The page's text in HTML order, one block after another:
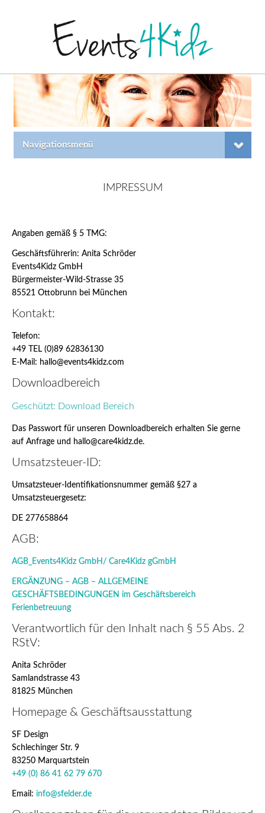
Navigationsmenü
IMPRESSUM
Angaben gemäß § 5 TMG:
Geschäftsführerin: Anita Schröder
Events4Kidz GmbH
Bürgermeister-Wild-Strasse 35
85521 Ottobrunn bei München
Kontakt:
Telefon:
+49 TEL (0)89 62836130
E-Mail: hallo@events4kidz.com
Downloadbereich
Geschützt: Download Bereich
Das Passwort für unseren Downloadbereich erhalten Sie gerne
auf Anfrage und hallo@care4kidz.de.
Umsatzsteuer-ID:
Umsatzsteuer-Identifikationsnummer gemäß §27 a
Umsatzsteuergesetz:
DE 277658864
AGB:
AGB_Events4Kidz GmbH/ Care4Kidz gGmbH
ERGÄNZUNG – AGB – ALLGEMEINE
GESCHÄFTSBEDINGUNGEN im Geschäftsbereich
Ferienbetreuung
Verantwortlich für den Inhalt nach § 55 Abs. 2
RStV:
Anita Schröder
Samlandstrasse 43
81825 München
Homepage & Geschäftsausstattung
SF Design
Schlechinger Str. 9
83250 Marquartstein
+49 (0) 86 41 62 79 670
Email: info@sfelder.de